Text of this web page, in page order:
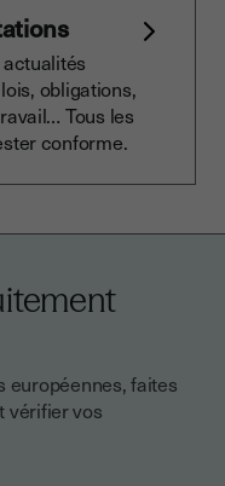
obligations,
Tous les
conforme.
européennes, faites
vérifier vos